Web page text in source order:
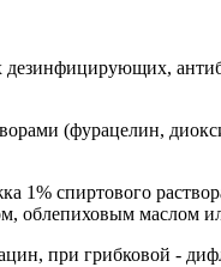
дезинфицирующих,
(фурацелин,
1% спиртового
облепиховым маслом
при грибковой -